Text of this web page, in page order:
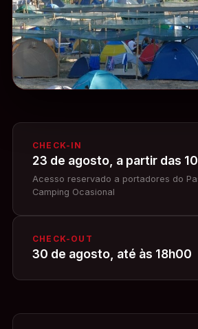
CHECK-IN
23 de agosto, a partir das
Acesso reservado a portadores do
Camping Ocasional
CHECK-OUT
30 de agosto, até às 18h00